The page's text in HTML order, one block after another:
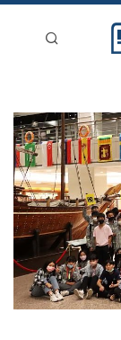
新聞稿分類
登入
刊登